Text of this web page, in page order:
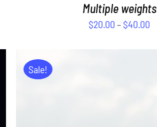
Multiple weights
$20.00 – $40.00
Sale!